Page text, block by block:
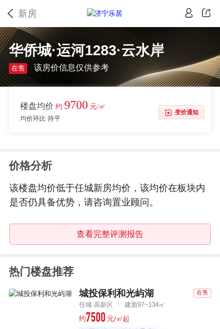
新房
华侨城·运河1283·云水岸
在售 该房价信息仅供参考
楼盘均价 约 9700 元/㎡
均价环比 持平
变价通知
价格分析
该楼盘均价低于任城新房均价，该均价在板块内
是否仍具备优势，请咨询置业顾问。
查看完整评测报告
热门楼盘推荐
城投保利和光屿湖 在售
任城 高新区 建面97~134㎡
约7500 元/㎡起